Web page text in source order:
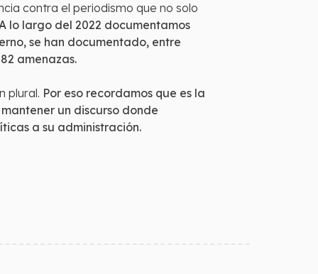
contra el periodismo que no solo
lo largo del 2022 documentamos
se han documentado, entre
amenazas.
plural. Por eso recordamos que es la
un discurso donde
a su administración.